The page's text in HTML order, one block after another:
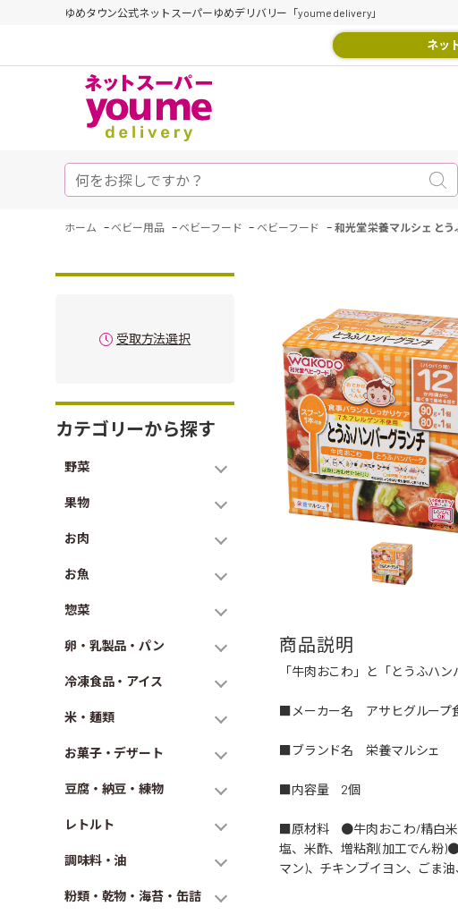
ゆめタウン公式ネットスーパーゆめデリバリー「youme delivery」
ネッ
ホーム - ベビー用品 - ベビーフード - ベビーフード - 和光堂 栄養マルシェ と
受取方法選択
カテゴリーから探す
野菜
果物
お肉
お魚
惣菜
卵・乳製品・パン
冷凍食品・アイス
米・麺類
お菓子・デザート
豆腐・納豆・練物
レトルト
調味料・油
粉類・乾物・海苔・缶詰
商品説明
「牛肉おこわ」と「とうふハ
■メーカー名 アサヒグループ
■ブランド名 栄養マルシェ
■内容量 2個
■原材料 ●牛肉おこわ/精白米(
塩、米酢、増粘剤(加工でん粉
マン)、チキンブイヨン、ごま